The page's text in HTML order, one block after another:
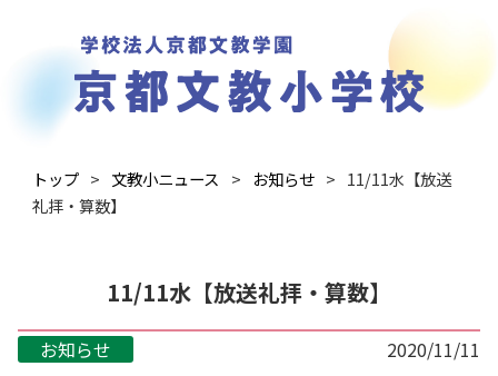
トップ 文教小ニュース お知らせ
11/11水【放送
礼拝・算数】
11/11水【放送礼拝・算数】
お知らせ 2020/11/11